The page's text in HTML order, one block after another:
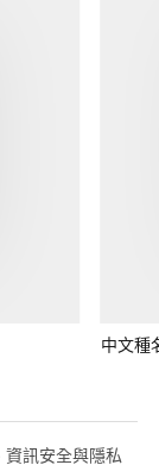
中文種
訊安全與隱私